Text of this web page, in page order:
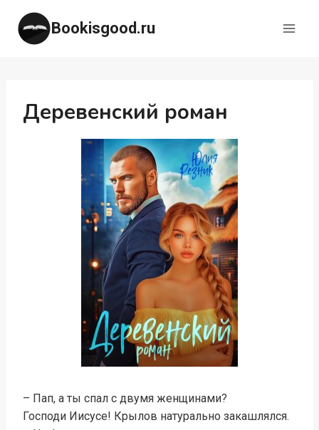
Перейти
содержимому
Bookisgood.ru
Деревенский роман
– Пап, а ты спал с двумя женщинами?
Господи Иисусе! Крылов натурально закашлялся.